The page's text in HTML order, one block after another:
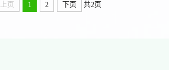
上页 1 2 下页 共2页